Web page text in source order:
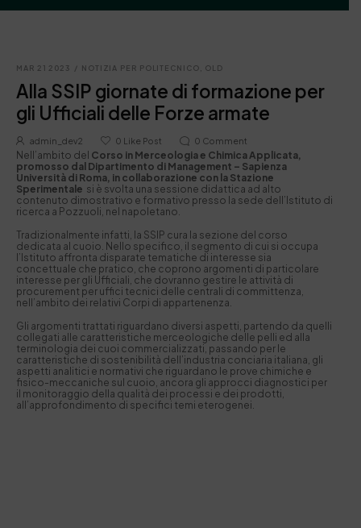
MAR 21 2023 / NOTIZIA PER POLITECNICO, OLD
Alla SSIP giornate di formazione per
gli Ufficiali delle Forze armate
admin_dev2 0 Like Post 0 Comment
Nell’ambito del Corso in Merceologia e Chimica Applicata,
promosso dal Dipartimento di Management – Sapienza
Università di Roma, in collaborazione con la Stazione
Sperimentale si è svolta una sessione didattica ad alto
contenuto dimostrativo e formativo presso la sede dell’Istituto di
ricerca a Pozzuoli, nel napoletano.
Tradizionalmente infatti, la SSIP cura la sezione del corso
dedicata al cuoio. Nello specifico, il segmento di cui si occupa
l’Istituto affronta disparate tematiche di interesse sia
concettuale che pratico, che coprono argomenti di particolare
interesse per gli Ufficiali, che dovranno gestire le attività di
procurement per uffici tecnici delle centrali di committenza,
nell’ambito dei relativi Corpi di appartenenza.
Gli argomenti trattati riguardano diversi aspetti, partendo da quelli
collegati alle caratteristiche merceologiche delle pelli ed alla
terminologia dei cuoi commercializzati, passando per le
caratteristiche di sostenibilità dell’industria conciaria italiana, gli
aspetti analitici e normativi che riguardano le prove chimiche e
fisico-meccaniche sul cuoio, ancora gli approcci diagnostici per
il monitoraggio della qualità dei processi e dei prodotti,
all’approfondimento di specifici temi eterogenei.